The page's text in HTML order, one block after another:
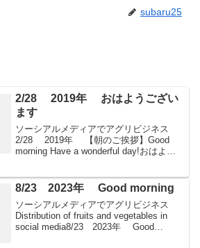
subaru25
2/28 2019年 おはようござい
ます
ソーシアルメディアでアグリビジネス
2/28 2019年 【朝のご挨拶】Good
morning Have a wonderful day!おはよう
に・・・＊ クスノ...
8/23 2023年 Good morning
ソーシアルメディアでアグリビジネス
Distribution of fruits and vegetables in
social media8/23 2023年 Good